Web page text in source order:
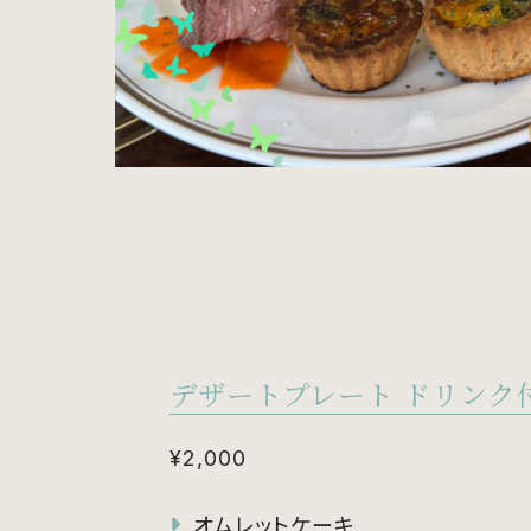
デザートプレート ドリンク
¥2,000
オムレットケーキ